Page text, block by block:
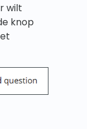
wilt
knop